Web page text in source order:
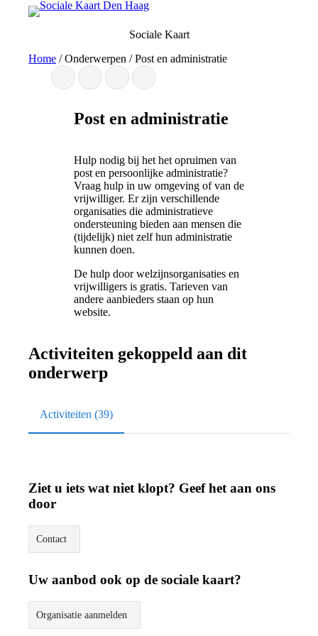
Sociale Kaart
Home /Onderwerpen /Post en administratie
Post en administratie
Hulp nodig bij het het opruimen van
post en persoonlijke administratie?
Vraag hulp in uw omgeving of van de
vrijwilliger. Er zijn verschillende
organisaties die administratieve
ondersteuning bieden aan mensen die
(tijdelijk) niet zelf hun administratie
kunnen doen.
De hulp door welzijnsorganisaties en
vrijwilligers is gratis. Tarieven van
andere aanbieders staan op hun
website.
Activiteiten gekoppeld aan dit
onderwerp
Activiteiten (39)
Ziet u iets wat niet klopt? Geef het aan ons
door
Contact
Uw aanbod ook op de sociale kaart?
Organisatie aanmelden